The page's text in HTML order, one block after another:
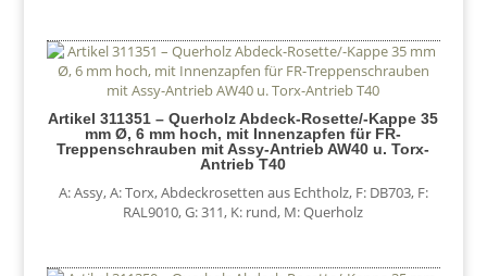
Artikel 311351 – Querholz Abdeck-Rosette/-Kappe 35
mm Ø, 6 mm hoch, mit Innenzapfen für FR-
Treppenschrauben mit Assy-Antrieb AW40 u. Torx-
Antrieb T40
A: Assy,A: Torx,Abdeckrosetten aus Echtholz, F: DB703, F:
RAL9010,G: 311, K: rund, M: Querholz